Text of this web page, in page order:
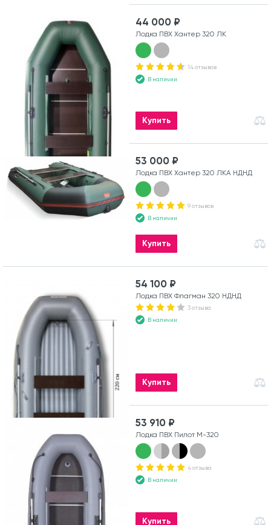
44 000 ₽
Лодка ПВХ Хантер 320 ЛК
14 отзывов
В наличии
Купить
53 000 ₽
Лодка ПВХ Хантер 320 ЛКА НДНД
9 отзывов
В наличии
Купить
54 100 ₽
Лодка ПВХ Флагман 320 НДНД
3 отзыва
В наличии
Купить
53 910 ₽
Лодка ПВХ Пилот М-320
4 отзыва
В наличии
Купить